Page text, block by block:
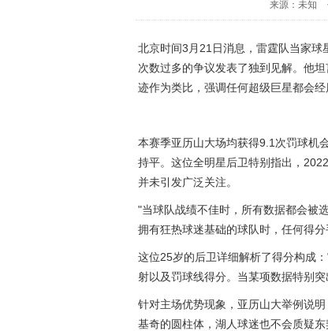
来源：未知
北京时间3月21日消息，雷霆队当家球
次数过多的争议发表了独到见解。他
迹作为类比，强调任何超级巨星都会
本赛季亚历山大场均获得9.1次罚球机
持平。这位全明星后卫特别指出，
并未引发广泛关注。
"当球队战绩不佳时，所有数据都会被
拥有狂热球迷基础的球队时，任何得
这位25岁的后卫详细解析了得分构成
射以及罚球线得分。当某项数据特别
针对主场优势现象，亚历山大举例说
基奇的圆柱体，湖人球迷也不会质疑